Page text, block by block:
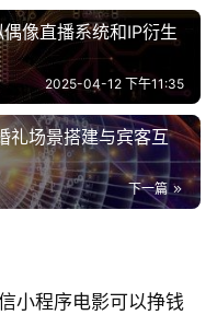
像直播系统和IP衍生
2025-04-12 下午11:35
礼场景搭建与宾客互
下一篇
小程序电影可以挣钱